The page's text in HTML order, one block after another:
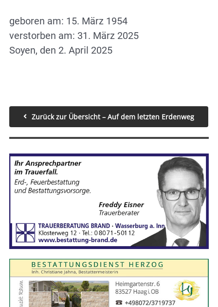
geboren am: 15. März 1954
verstorben am: 31. März 2025
Soyen, den 2. April 2025
Zurück zur Übersicht – Auf dem letzten Erdenweg